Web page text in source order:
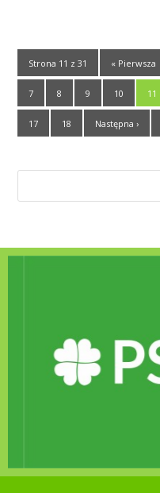
Strona 11 z 31 « Pierwsza
7 8 9 10 11
17 18 Następna ›